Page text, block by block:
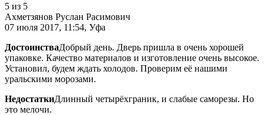
5 из 5
Ахметзянов Руслан Расимович
07 июля 2017, 11:54, Уфа
ДостоинстваДобрый день. Дверь пришла в очень хорошей
упаковке. Качество материалов и изготовление очень высокое.
Установил, будем ждать холодов. Проверим её нашими
уральскими морозами.
НедостаткиДлинный четырёхграник, и слабые саморезы. Но
это мелочи.